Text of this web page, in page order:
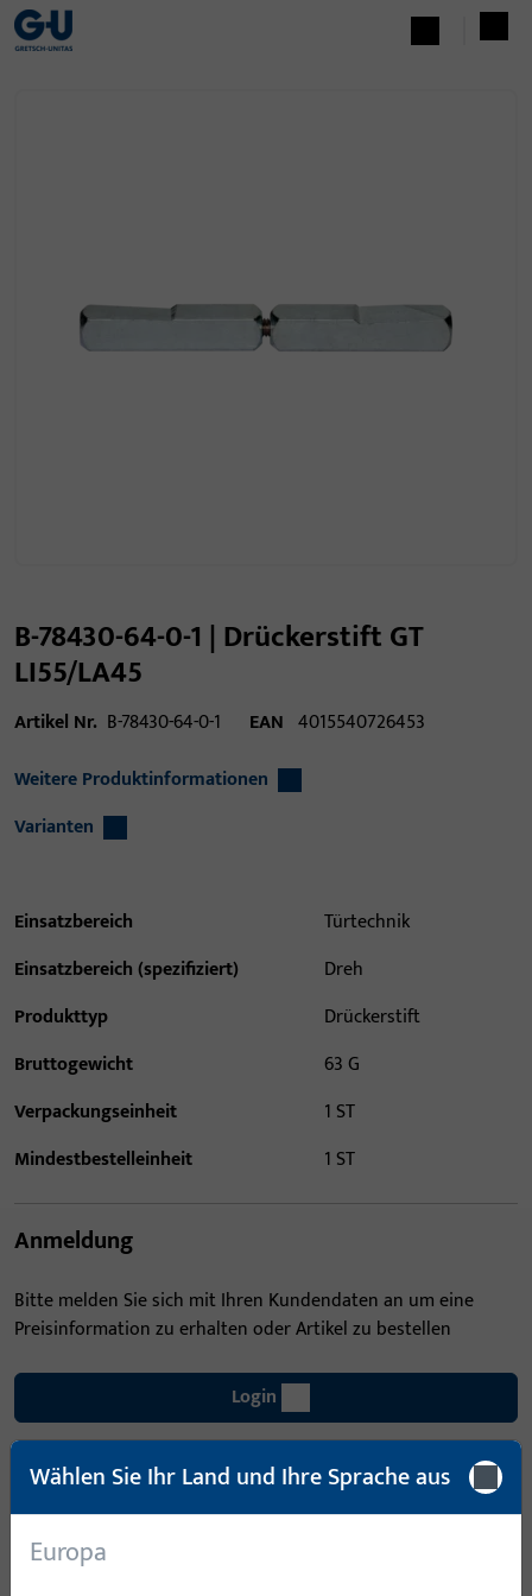
B-78430-64-0-1 | Drückerstift GT
LI55/LA45
Artikel Nr. B-78430-64-0-1 EAN 4015540726453
Weitere Produktinformationen
Varianten
Einsatzbereich
Türtechnik
Einsatzbereich (spezifiziert)
Dreh
Produkttyp
Drückerstift
Bruttogewicht
63 G
Verpackungseinheit
1 ST
Mindestbestelleinheit
1 ST
Anmeldung
Bitte melden Sie sich mit Ihren Kundendaten an um eine
Preisinformation zu erhalten oder Artikel zu bestellen
Login
Account erstellen
Wählen Sie Ihr Land und Ihre Sprache aus
Europa